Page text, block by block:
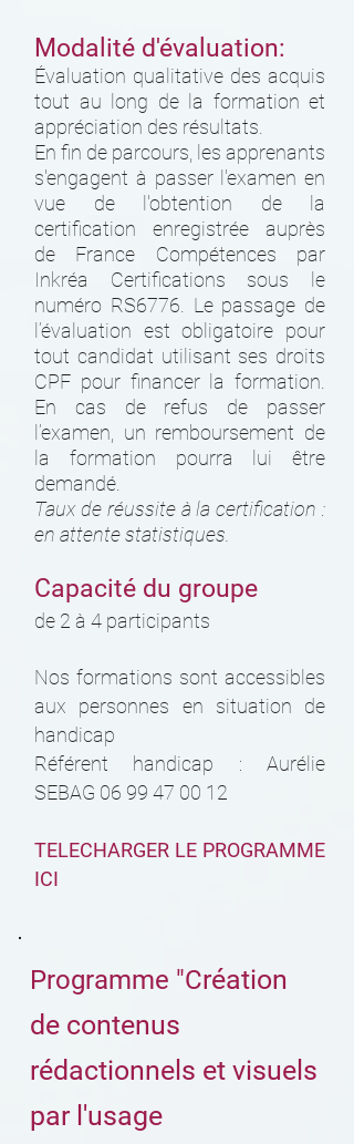
Modalité d'évaluation:
Évaluation qualitative des acquis
tout au long de la formation et
appréciation des résultats.
En fin de parcours, les apprenants
s'engagent à passer l'examen en
vue de l'obtention de la
certification enregistrée auprès
de France Compétences par
Inkréa Certifications sous le
numéro RS6776. Le passage de
l’évaluation est obligatoire pour
tout candidat utilisant ses droits
CPF pour financer la formation.
En cas de refus de passer
l’examen, un remboursement de
la formation pourra lui être
demandé.
Taux de réussite à la certification :
en attente statistiques.
Capacité du groupe
de 2 à 4 participants
Nos formations sont accessibles
aux personnes en situation de
handicap
Référent handicap : Aurélie
SEBAG 06 99 47 00 12
TELECHARGER LE PROGRAMME
ICI
Programme "Création
de contenus
rédactionnels et visuels
par l'usage